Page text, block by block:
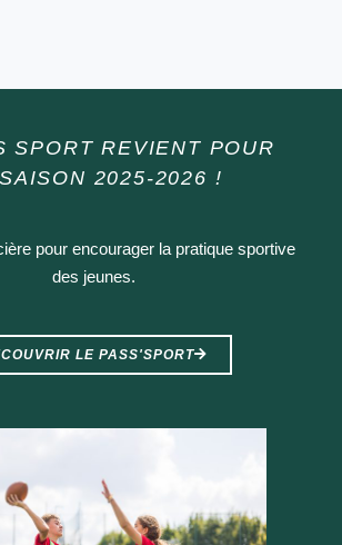
SPORT REVIENT POUR
2025-2026 !
pour encourager la pratique sportive
des jeunes.
LE PASS'SPORT